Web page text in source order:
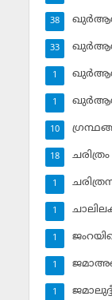
38
33
1
1
10
ചരിത്രം
18
1
1
1
1
1